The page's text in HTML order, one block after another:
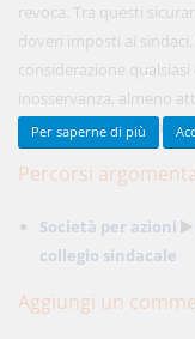
revoca. Tra questi
doveri imposti ai
considerazione
inosservanza, almeno
permanenza nella carica
Percorsi
Società per azioni
collegio sindacale
Aggiungi un
Per saperne di più